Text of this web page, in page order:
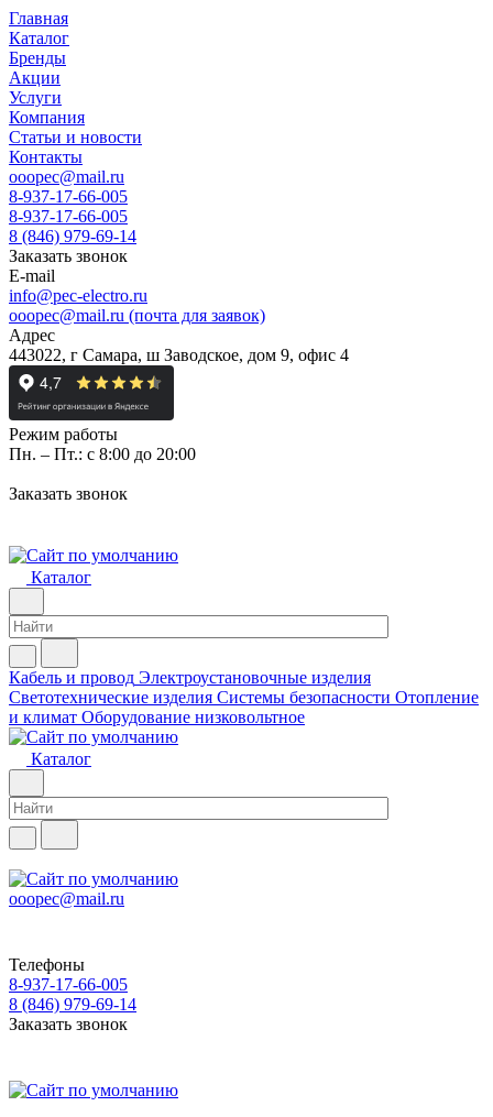
Главная
Каталог
Бренды
Акции
Услуги
Компания
Статьи и новости
Контакты
ooopec@mail.ru
8-937-17-66-005
8-937-17-66-005
8 (846) 979-69-14
Заказать звонок
E-mail
info@pec-electro.ru
ooopec@mail.ru (почта для заявок)
Адрес
443022, г Самара, ш Заводское, дом 9, офис 4
Режим работы
Пн. – Пт.: с 8:00 до 20:00
Заказать звонок
Каталог
Кабель и провод Электроустановочные изделия
Светотехнические изделия Системы безопасности Отопление
и климат Оборудование низковольтное
Каталог
ooopec@mail.ru
Телефоны
8-937-17-66-005
8 (846) 979-69-14
Заказать звонок